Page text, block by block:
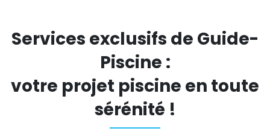
Services exclusifs de Guide-
Piscine :
votre projet piscine en toute
sérénité !